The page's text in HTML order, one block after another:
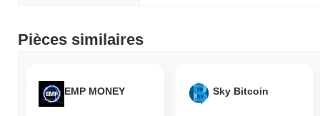
Pièces similaires
EMP MONEY Sky Bitcoin